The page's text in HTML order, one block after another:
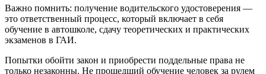
Важно помнить: получение водительского удостоверения —
это ответственный процесс, который включает в себя
обучение в автошколе, сдачу теоретических и практических
экзаменов в ГАИ.
Попытки обойти закон и приобрести поддельные права не
только незаконны. Не прошедший обучение человек за рулем